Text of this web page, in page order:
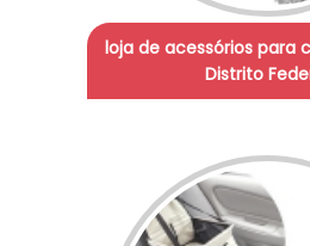
loja de acessórios para
Distrito